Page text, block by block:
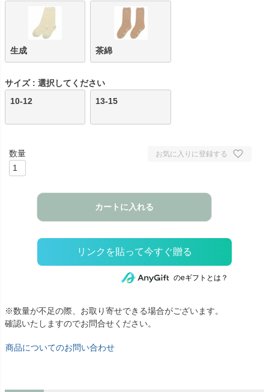
生成 茶綿
サイズ
選択してください
10-12
13-15
お気に入りに登録する
カートに入れる
のeギフトとは？
※数量が不足の際、お取り寄せできる場合がございます。
確認いたしますのでお問合せください。
商品についてのお問い合わせ